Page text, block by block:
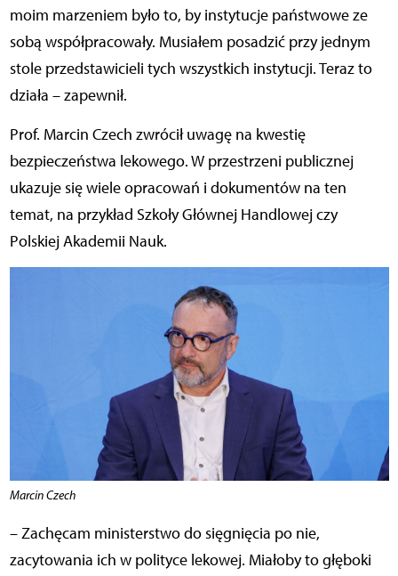
moim marzeniem było to, by instytucje państwowe ze
sobą współpracowały. Musiałem posadzić przy jednym
stole przedstawicieli tych wszystkich instytucji. Teraz to
działa – zapewnił.
Prof. Marcin Czech zwrócił uwagę na kwestię
bezpieczeństwa lekowego. W przestrzeni publicznej
ukazuje się wiele opracowań i dokumentów na ten
temat, na przykład Szkoły Głównej Handlowej czy
Polskiej Akademii Nauk.
Marcin Czech
– Zachęcam ministerstwo do sięgnięcia po nie,
zacytowania ich w polityce lekowej. Miałoby to głęboki